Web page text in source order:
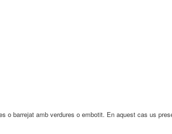
o barrejat amb verdures o embotit. En aquest cas us